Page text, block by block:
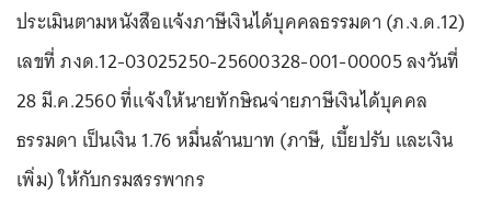
ประเมินตามหนังสือแจ้งภาษีเงินได้บุคคลธรรมดา (ภ.ง.ด.12)
เลขที่ ภงด.12-03025250-25600328-001-00005 ลงวันที่
28 มี.ค.2560 ที่แจ้งให้นายทักษิณจ่ายภาษีเงินได้บุคคล
ธรรมดา เป็นเงิน 1.76 หมื่นล้านบาท (ภาษี, เบี้ยปรับ และเงิน
เพิ่ม) ให้กับกรมสรรพากร